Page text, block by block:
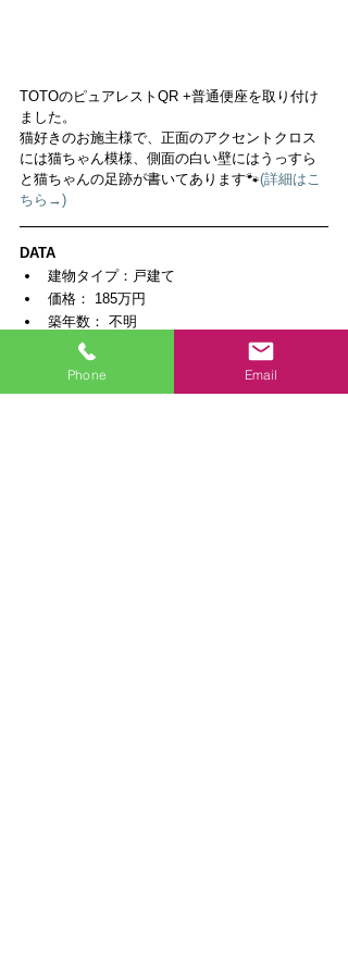
TOTOのピュアレストQR +普通便座を取り付け
ました。
猫好きのお施主様で、正面のアクセントクロス
には猫ちゃん模様、側面の白い壁にはうっすら
と猫ちゃんの足跡が書いてあります🐾(詳細はこ
ちら→)
DATA
建物タイプ：戸建て
価格： 185万円
築年数： 不明
工期（全体）：1週間
施工地： 神奈川県 厚木市
担当：くりはら(スタッフ紹介はこちら)
Phone Email